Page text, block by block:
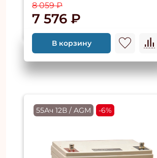
8 059 ₽
7 576 ₽
В корзину
55Ач 12В / AGM -6%